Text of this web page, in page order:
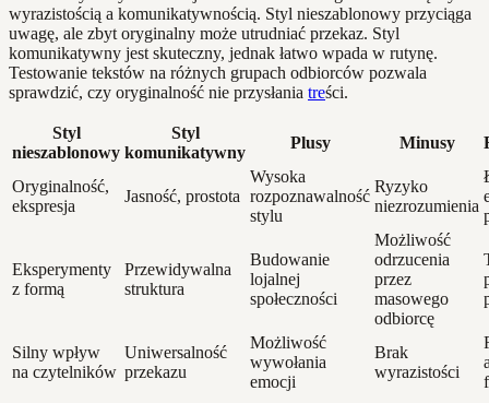
wyrazistością a komunikatywnością. Styl nieszablonowy przyciąga
uwagę, ale zbyt oryginalny może utrudniać przekaz. Styl
komunikatywny jest skuteczny, jednak łatwo wpada w rutynę.
Testowanie tekstów na różnych grupach odbiorców pozwala
sprawdzić, czy oryginalność nie przysłania treści.
Styl
nieszablonowy
Styl
komunikatywny
Plusy Minusy
Oryginalność,
ekspresja
Jasność, prostota
Wysoka
rozpoznawalność
stylu
Ryzyko
niezrozumienia
Eksperymenty
z formą
Przewidywalna
struktura
Budowanie
lojalnej
społeczności
Możliwość
odrzucenia
przez
masowego
odbiorcę
Silny wpływ
na czytelników
Uniwersalność
przekazu
Możliwość
wywołania
emocji
Brak
wyrazistości